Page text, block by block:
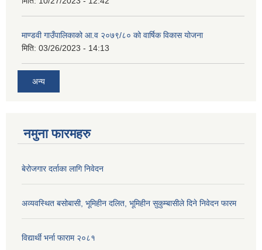
माण्डवी गाउँपालिकाको आ.व २०७९/८० को वार्षिक विकास योजना
मिति: 03/26/2023 - 14:13
अन्य
नमुना फारमहरु
बेरोजगार दर्ताका लागि निवेदन
अव्यवस्थित बसोबासी, भूमिहीन दलित, भूमिहीन सुकुम्बासीले दिने निवेदन फारम
विद्यार्थी भर्ना फाराम २०८१